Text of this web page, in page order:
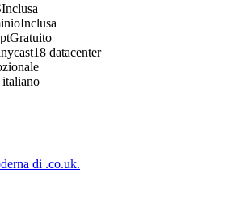
Inclusa
Inclusa
Gratuito
18 datacenter
di .co.uk.